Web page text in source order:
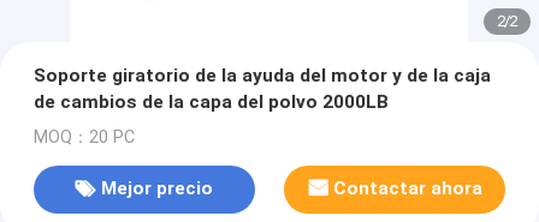
2/2
Soporte giratorio de la ayuda del motor y de la caja
de cambios de la capa del polvo 2000LB
MOQ：20 PC
Mejor precio Contactar ahora